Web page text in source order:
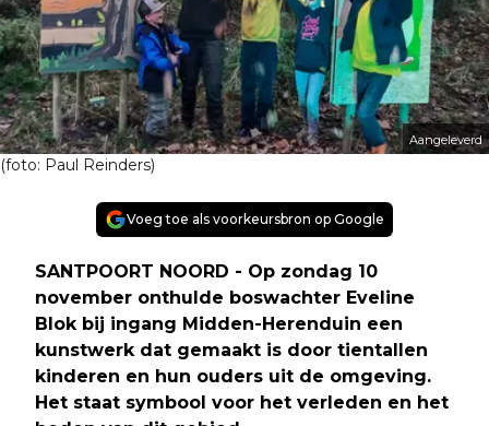
Aangeleverd
(foto: Paul Reinders)
Voeg toe als voorkeursbron op Google
SANTPOORT NOORD - Op zondag 10
november onthulde boswachter Eveline
Blok bij ingang Midden-Herenduin een
kunstwerk dat gemaakt is door tientallen
kinderen en hun ouders uit de omgeving.
Het staat symbool voor het verleden en het